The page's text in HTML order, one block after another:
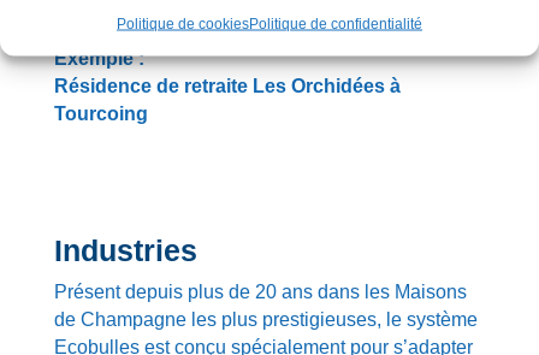
Politique de cookiesPolitique de confidentialité
contribue donc à la qualité sanitaire de l’eau.
Exemple :
Résidence de retraite Les Orchidées à
Tourcoing
Industries
Présent depuis plus de 20 ans dans les Maisons
de Champagne les plus prestigieuses, le système
Ecobulles est conçu spécialement pour s’adapter